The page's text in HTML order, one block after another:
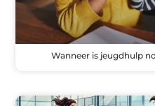
Wanneer is jeugdhulp